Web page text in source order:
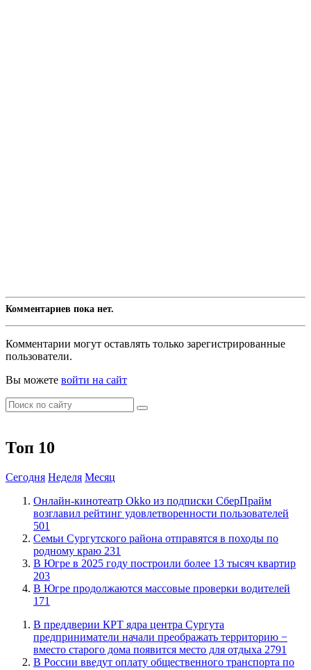
Комментариев пока нет.
Комментарии могут оставлять только зарегистрированные
пользователи.
Вы можете войти на сайт
Топ 10
Сегодня Неделя Месяц
​Онлайн-кинотеатр Okko из подписки СберПрайм
возглавил рейтинг удовлетворенности пользователей
501
​Семьи Сургутского района отправятся в походы по
родному краю 231
​В Югре в 2025 году построили более 13 тысяч квартир
203
​В Югре продолжаются массовые проверки водителей
171
​В преддверии КРТ ядра центра Сургута
предприниматели начали преображать территорию −
вместо старого дома появится место для отдыха 2791
В России введут оплату общественного транспорта по